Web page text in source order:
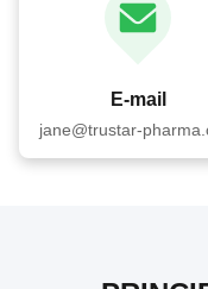
E-mail
jane@trustar-